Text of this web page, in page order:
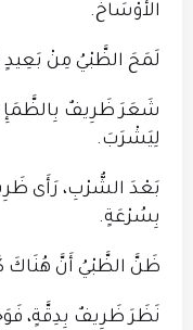
الأَوْسَاخَ.
لَمَحَ الظَّبْيُ مِنْ
شَعَرَ ظَرِيفٌ
لِيَشْرَبَ.
بَعْدَ الشُّرْبِ، رَأَى
بِسُرْعَةٍ.
ظَنَّ الظَّبْيُ أَنَّ هُنَاكَ
نَظَرَ ظَرِيفٌ بِدِقَّةٍ،